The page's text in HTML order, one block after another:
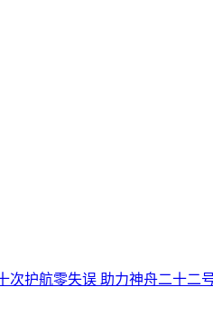
护航零失误 助力神舟二十二号